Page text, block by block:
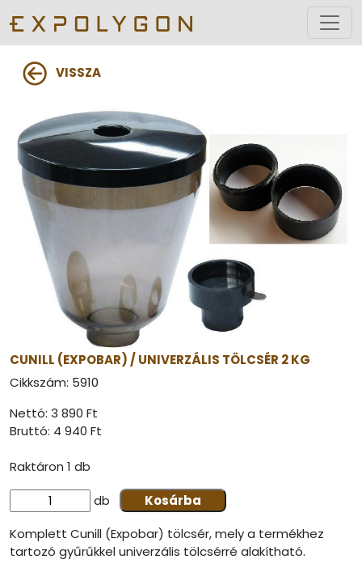
VISSZA
CUNILL (EXPOBAR) / UNIVERZÁLIS TÖLCSÉR 2 KG
Cikkszám: 5910
Nettó: 3 890 Ft
Bruttó: 4 940 Ft
Raktáron 1 db
db
Kosárba
Komplett Cunill (Expobar) tölcsér, mely a termékhez
tartozó gyűrűkkel univerzális tölcsérré alakítható.